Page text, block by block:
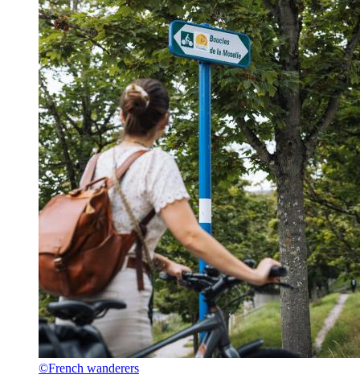
©French wanderers